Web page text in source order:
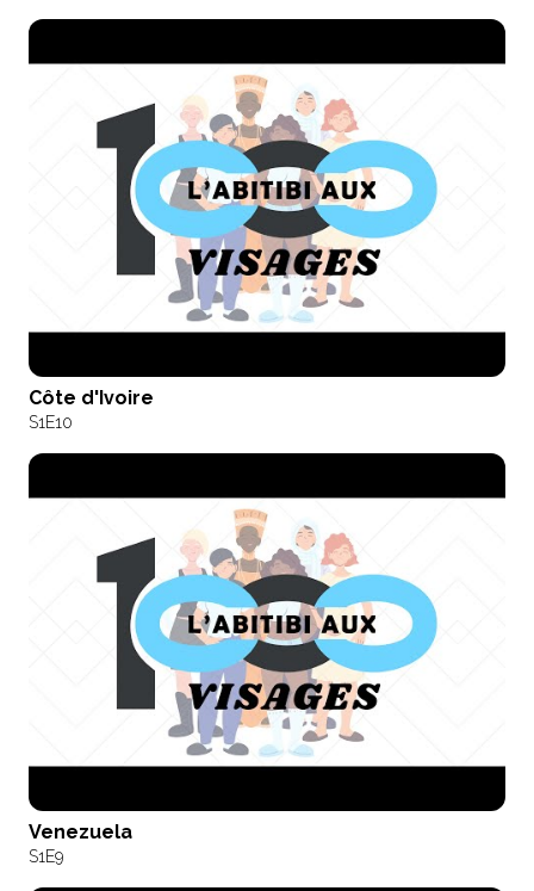
Côte d'Ivoire
S1E10
Venezuela
S1E9